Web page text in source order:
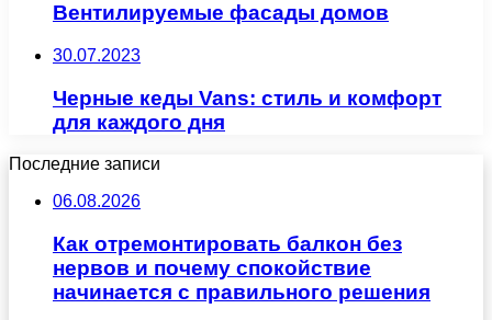
Вентилируемые фасады домов
30.07.2023
Черные кеды Vans: стиль и комфорт
для каждого дня
Последние записи
06.08.2026
Как отремонтировать балкон без
нервов и почему спокойствие
начинается с правильного решения